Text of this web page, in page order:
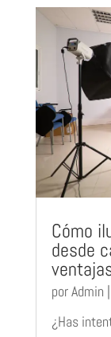
Cómo
desde
porAdmin |
¿Has